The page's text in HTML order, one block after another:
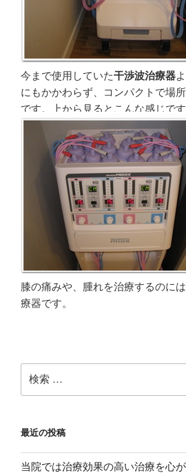
今まで使用していた干渉波治療器
にもかかわらず、コンパクトで場
です。上から見るとこんな感じです
膝の痛みや、腫れを治療するのに
療器です。
索:
最近の投稿
当院では治療効果の高い治療を心